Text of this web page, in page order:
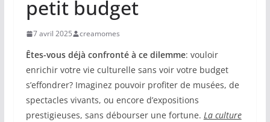
petit budget
7 avril 2025 creamomes
Êtes-vous déjà confronté à ce dilemme: vouloir
enrichir votre vie culturelle sans voir votre budget
s’effondrer? Imaginez pouvoir profiter de musées, de
spectacles vivants, ou encore d’expositions
prestigieuses, sans débourser une fortune. La culture